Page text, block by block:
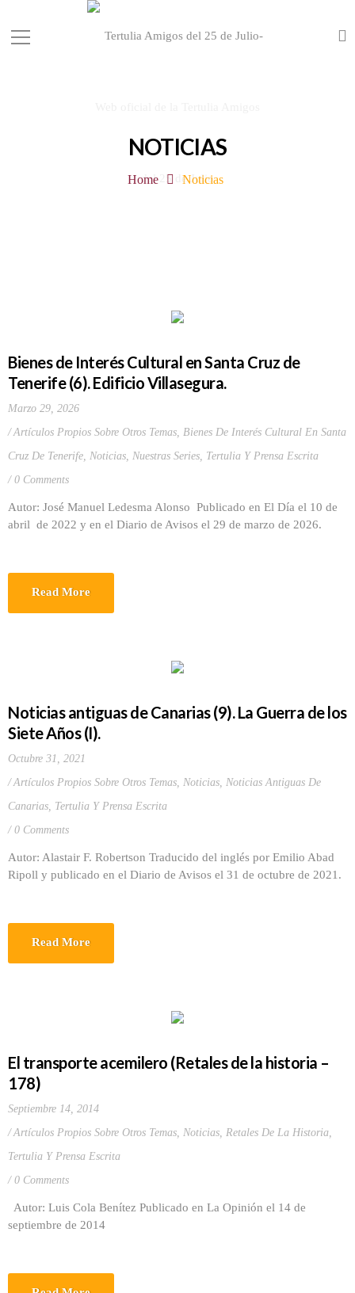
NOTICIAS
Home Noticias
Bienes de Interés Cultural en Santa Cruz de
Tenerife (6). Edificio Villasegura.
Marzo 29, 2026
Artículos Propios Sobre Otros Temas, Bienes De Interés Cultural En Santa
Cruz De Tenerife, Noticias, Nuestras Series, Tertulia Y Prensa Escrita
0 Comments
Autor: José Manuel Ledesma Alonso Publicado en El Día el 10 de
abril de 2022 y en el Diario de Avisos el 29 de marzo de 2026.
Read More
Noticias antiguas de Canarias (9). La Guerra de los
Siete Años (I).
Octubre 31, 2021
Artículos Propios Sobre Otros Temas, Noticias, Noticias Antiguas De
Canarias, Tertulia Y Prensa Escrita
0 Comments
Autor: Alastair F. Robertson Traducido del inglés por Emilio Abad
Ripoll y publicado en el Diario de Avisos el 31 de octubre de 2021.
Read More
El transporte acemilero (Retales de la historia –
178)
Septiembre 14, 2014
Artículos Propios Sobre Otros Temas, Noticias, Retales De La Historia,
Tertulia Y Prensa Escrita
0 Comments
Autor: Luis Cola Benítez Publicado en La Opinión el 14 de
septiembre de 2014